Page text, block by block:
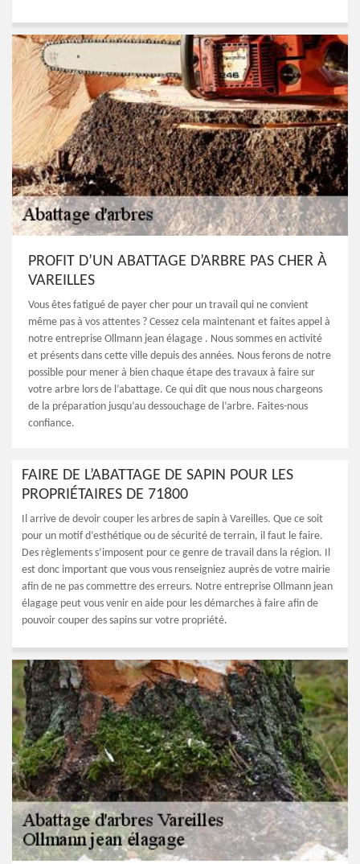
PROFIT D’UN ABATTAGE D’ARBRE PAS CHER À
VAREILLES
Vous êtes fatigué de payer cher pour un travail qui ne convient
même pas à vos attentes ? Cessez cela maintenant et faites appel à
notre entreprise Ollmann jean élagage . Nous sommes en activité
et présents dans cette ville depuis des années. Nous ferons de notre
possible pour mener à bien chaque étape des travaux à faire sur
votre arbre lors de l’abattage. Ce qui dit que nous nous chargeons
de la préparation jusqu’au dessouchage de l’arbre. Faites-nous
confiance.
FAIRE DE L’ABATTAGE DE SAPIN POUR LES
PROPRIÉTAIRES DE 71800
Il arrive de devoir couper les arbres de sapin à Vareilles. Que ce soit
pour un motif d’esthétique ou de sécurité de terrain, il faut le faire.
Des règlements s’imposent pour ce genre de travail dans la région. Il
est donc important que vous vous renseigniez auprès de votre mairie
afin de ne pas commettre des erreurs. Notre entreprise Ollmann jean
élagage peut vous venir en aide pour les démarches à faire afin de
pouvoir couper des sapins sur votre propriété.